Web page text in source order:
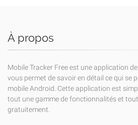
À propos
Mobile Tracker Free est une application
vous permet de savoir en détail ce qui se
mobile Android. Cette application est
tout une gamme de fonctionnalités et
gratuitement.